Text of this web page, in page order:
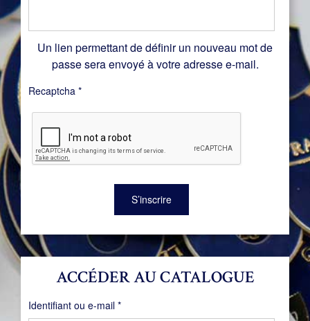
ACCÉDER AU CATALOGUE
Identifiant ou e-mail *Obligatoire
Un lien permettant de définir un nouveau mot de
passe sera envoyé à votre adresse e-mail.
Recaptcha *
S’inscrire